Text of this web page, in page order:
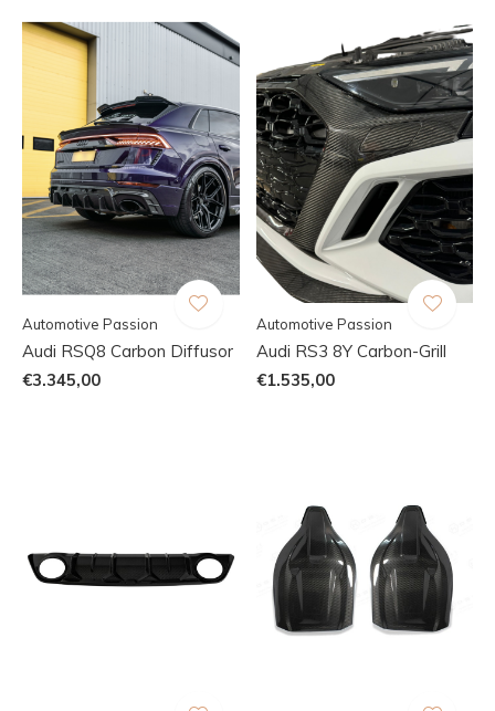
Automotive Passion
Audi RSQ8 Carbon Diffusor
€3.345,00
Automotive Passion
Audi RS3 8Y Carbon-Grill
€1.535,00